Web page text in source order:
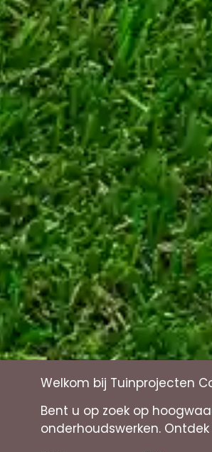
Welkom bij Tuinprojecten
Bent u op zoek op
onderhoudswerken.